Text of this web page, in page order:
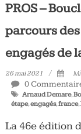
PROS –
parcours
engagés de
26 mai 2021
0
Arnaud Demare,
étape,engagés,france,
La 46e édition